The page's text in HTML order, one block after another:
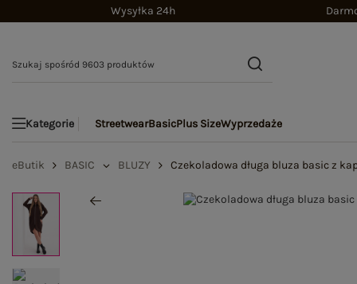
Wysyłka 24h
Kategorie StreetwearBasicPlus SizeWyprzedaże
eButik BASIC BLUZY Czekoladowa długa bluza basic z